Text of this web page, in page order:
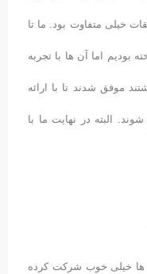
خیلی متفاوت بود. ما تا
بودیم اما آن ها با تجربه
موفق شدند تا با ارائه
البته در نهایت ما با
ها خیلی خوب شرکت کرده